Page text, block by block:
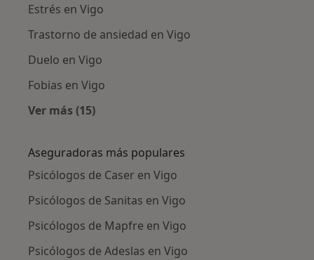
Estrés en Vigo
Trastorno de ansiedad en Vigo
Duelo en Vigo
Fobias en Vigo
Ver más (15)
Aseguradoras más populares
Psicólogos de Caser en Vigo
Psicólogos de Sanitas en Vigo
Psicólogos de Mapfre en Vigo
Psicólogos de Adeslas en Vigo